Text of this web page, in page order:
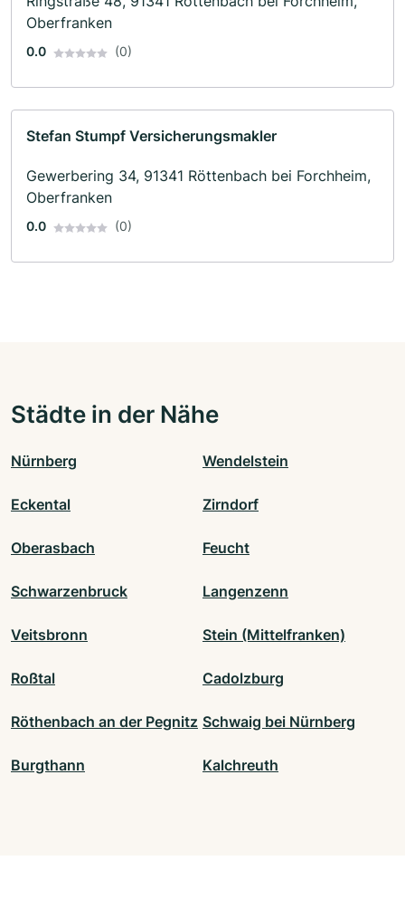
Oberfranken
0.0 (0)
Stefan Stumpf Versicherungsmakler
Gewerbering 34, 91341 Röttenbach bei Forchheim,
Oberfranken
0.0 (0)
Städte in der Nähe
Nürnberg Wendelstein
Eckental Zirndorf
Oberasbach Feucht
Schwarzenbruck Langenzenn
Veitsbronn Stein (Mittelfranken)
Roßtal Cadolzburg
Röthenbach an der Pegnitz Schwaig bei Nürnberg
Burgthann Kalchreuth